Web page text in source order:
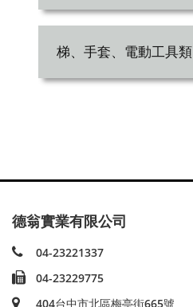
梯、手套、電動工具類
德翁實業有限公司
04-23221337
04-23229775
404台中市北區梅亭街665號